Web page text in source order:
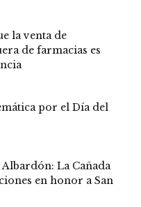
la venta de
de farmacias es
por el Día del
La Cañada
en honor a San